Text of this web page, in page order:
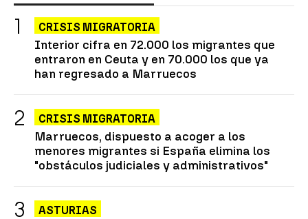
CRISIS MIGRATORIA
Interior cifra en 72.000 los migrantes que
entraron en Ceuta y en 70.000 los que ya
han regresado a Marruecos
CRISIS MIGRATORIA
Marruecos, dispuesto a acoger a los
menores migrantes si España elimina los
"obstáculos judiciales y administrativos"
ASTURIAS